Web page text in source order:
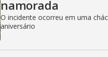
namorada
O incidente ocorreu em uma
aniversário